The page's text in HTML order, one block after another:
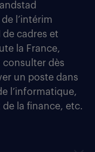
l’intérim
cadres et
la France,
consulter dès
un poste dans
l’informatique,
la finance, etc.